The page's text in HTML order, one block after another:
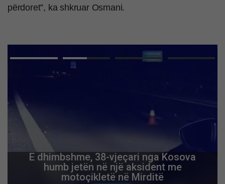
përdoret”, ka shkruar Osmani.
E dhimbshme, 38-vjeçari nga Kosova
humb jetën në një aksident me
motoçikletë në Mirditë